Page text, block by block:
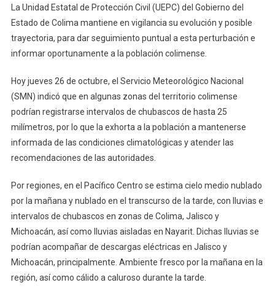
En
Algunos
Municipios
La Unidad Estatal de Protección Civil (UEPC) del Gobierno del
Estado de Colima mantiene en vigilancia su evolución y posible
trayectoria, para dar seguimiento puntual a esta perturbación e
informar oportunamente a la población colimense.
Hoy jueves 26 de octubre, el Servicio Meteorológico Nacional
(SMN) indicó que en algunas zonas del territorio colimense
podrían registrarse intervalos de chubascos de hasta 25
milímetros, por lo que la exhorta a la población a mantenerse
informada de las condiciones climatológicas y atender las
recomendaciones de las autoridades.
Por regiones, en el Pacífico Centro se estima cielo medio nublado
por la mañana y nublado en el transcurso de la tarde, con lluvias e
intervalos de chubascos en zonas de Colima, Jalisco y
Michoacán, así como lluvias aisladas en Nayarit. Dichas lluvias se
podrían acompañar de descargas eléctricas en Jalisco y
Michoacán, principalmente. Ambiente fresco por la mañana en la
región, así como cálido a caluroso durante la tarde.